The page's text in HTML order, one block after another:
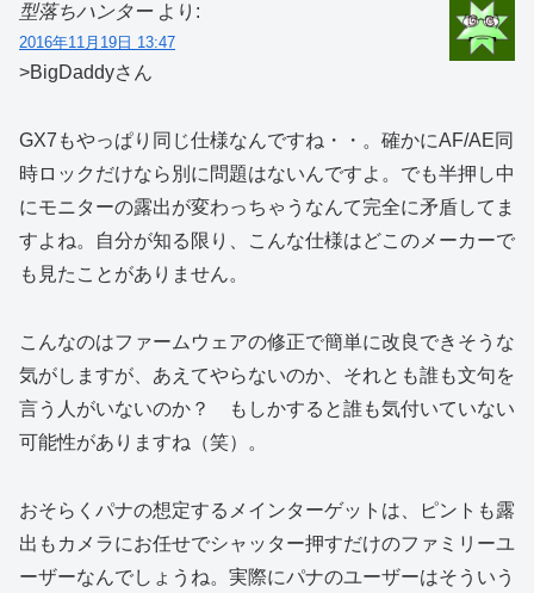
型落ちハンター より:
2016年11月19日 13:47
>BigDaddyさん
GX7もやっぱり同じ仕様なんですね・・。確かにAF/AE同
時ロックだけなら別に問題はないんですよ。でも半押し中
にモニターの露出が変わっちゃうなんて完全に矛盾してま
すよね。自分が知る限り、こんな仕様はどこのメーカーで
も見たことがありません。
こんなのはファームウェアの修正で簡単に改良できそうな
気がしますが、あえてやらないのか、それとも誰も文句を
言う人がいないのか？ もしかすると誰も気付いていない
可能性がありますね（笑）。
おそらくパナの想定するメインターゲットは、ピントも露
出もカメラにお任せでシャッター押すだけのファミリーユ
ーザーなんでしょうね。実際にパナのユーザーはそういう